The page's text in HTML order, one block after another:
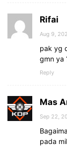
Rifai
Aug 9,
pak yg
gmn ya
Reply
Mas
Sep 22,
pada